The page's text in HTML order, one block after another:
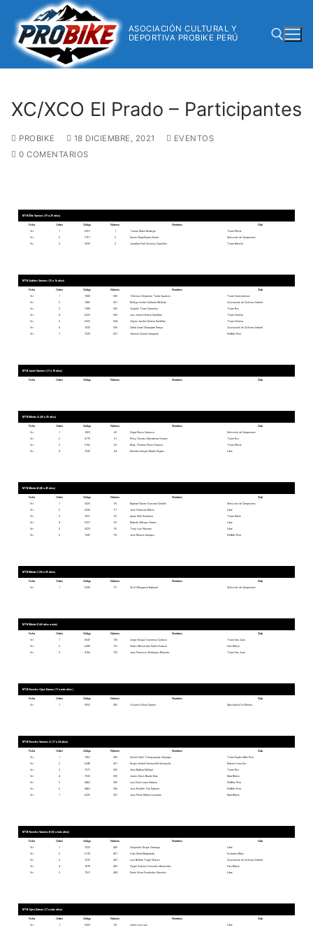
ASOCIACIÓN CULTURAL Y
DEPORTIVA PROBIKE PERÚ
XC/XCO El Prado – Participantes
PROBIKE 18 DICIEMBRE, 2021
EVENTOS
0 COMENTARIOS
MTB Élite Varones (19 a 29 años)
Ficha Orden Código Número Nombres
Club
Ver
1 6201 1 Tomas Rubio Reategui
Team Moxie
Ver
2 5191 2 Xavier Chapilliquen Duran
Selección de Campeones
Ver
3 2035 3 Jonathan Earl Cisneros Qquellon Team Bianchi
MTB Cadetes Varones (15 a 16 años)
Ficha Orden Código Número Nombres
Club
Ver
1 7380 500 Yeferson Alejandro Tanta Aparicio
Team Correcaminos
Ver
2 7459 501 Rodrigo André Gallardo Mellado
Asociación de Ciclismo Infantil
Ver
3 7388 502 Angello Teran Camacho
Team Rvx
Ver
4 6322 503 Jois Jomar Herrera Santillan
Team Herrera
Ver
5 6323 504 Jluymi Jandro Herrera Santillan
Team Herrera
Ver
6 7533 506 Caleb Israel Chumpate Pareja
Asociación de Ciclismo Infantil
Ver
7 7528 507 Jheremi Quinto Campeán ProBike Perú
MTB Junior Varones (17 a 18 años)
Ficha Orden Código Número Nombres Club
MTB Máster A (30 a 39 años)
Ficha Orden Código Número Nombres
Club
Ver
1 1695 60 Edgar Pasco Carrasco
Selección de Campeones
Ver
2 4170 61 Percy Orestes Salvatierra Gomez
Team Rvx
Ver
3 5166 63 Kerry Thomas Perez Huanca
Team Moxie
Ver
4 7530 64 Nicolás Enrique Martin Pagani Libre
MTB Máster B (40 a 49 años)
Ficha Orden Código Número Nombres
Club
Ver
1 5326 90 Raphael Xavier Guevara Castillo
Selección de Campeones
Ver
2 6336 91 José Huancas Balvin
Libre
Ver
3 7527 92 Ipurre Nilo Ucharima
Team Rimm
Ver
4 6331 93 Roberts Villegas Arraez
Libre
Ver
5 5323 95 Tony Luis Navarro
Libre
Ver
6 1347 98 José Moreno Sampen ProBike Perú
MTB Máster C (50 a 59 años)
Ficha Orden Código Número Nombres
Club
Ver
1 5335 97 Cecil Villagarcia Rabanal Selección de Campeones
MTB Máster D (60 años a más)
Ficha Orden Código Número Nombres
Club
Ver
1 5047 130 Jorge Enrique Guerreros Cordova
Team San Juan
Ver
2 6289 131 Carlos Wenceslao Sotelo Estacio
Free Bikers
Ver
3 4166 132 Juan Francisco Rodriguez Miranda Team San Juan
MTB Noveles Open Damas (17 a más años )
Ficha Orden Código Número Nombres
Club
Ver
1 5053 450 Yovana Ochoa Carrión Specialized La Molina
MTB Noveles Varones A (17 a 34 años)
Ficha Orden Código Número Nombres
Club
Ver
1 7367 300 Arnold Abel Tomayquispe Atiquipa
Team Eagles Bike Perú
Ver
2 6340 301 Sergio Anibal Hermosilla Senmache
Ruteros Lima Sur
Ver
3 7377 302 Jhon Balboa Mallqui
Team Rvx
Ver
4 7532 303 James Davis Bazán Diaz
Kata Bikers
Ver
5 4462 305 Luis Erick Laura Salazar
ProBike Perú
Ver
6 4463 306 Jose Rodolfo Tito Salazar
ProBike Perú
Ver
7 6325 307 Jean Pierre Mitma Leonardo Kata Bikers
MTB Noveles Varones B (35 a más años)
Ficha Orden Código Número Nombres
Club
Ver
1 7523 400 Alejandro Cleque Camargo
Libre
Ver
2 6778 401 Lider Ureta Malpartida
Evolution Biker
Ver
3 7372 402 Luis Beltrán Tagle Chávez
Asociación de Ciclismo Infantil
Ver
4 1878 403 Angel Antonio Gonzales Benavides
Free Bikers
Ver
5 7531 404 Paulo César Fernández Sánchez Libre
MTB Open Damas (17 a más años)
Ficha Orden Código Número Nombres
Club
Ver
1 5322 30 Janet Luis Luis Libre